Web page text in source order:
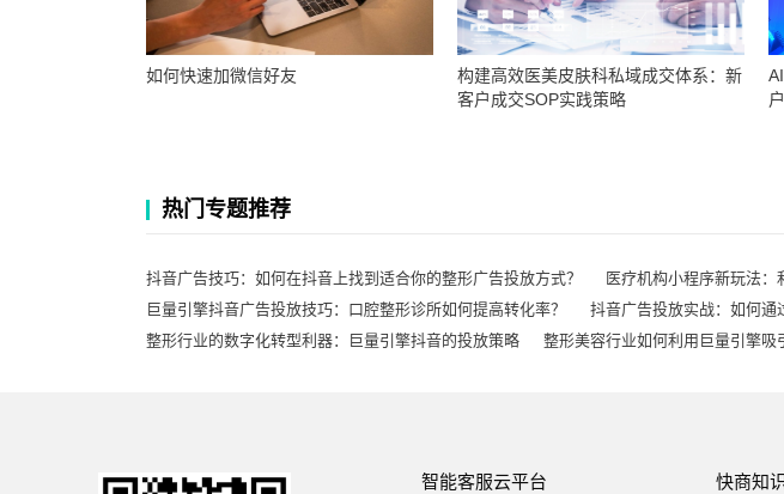
如何快速加微信好友
构建高效医美皮肤科私域成交体系：新
客户成交SOP实践策略
热门专题推荐
抖音广告技巧：如何在抖音上找到适合你的整形广告投放方式？ 医疗机构小程序新玩法
巨量引擎抖音广告投放技巧：口腔整形诊所如何提高转化率？
抖音广告投放实战：如何通
整形行业的数字化转型利器：巨量引擎抖音的投放策略
整形美容行业如何利用巨量引擎吸
智能客服云平台 快商知